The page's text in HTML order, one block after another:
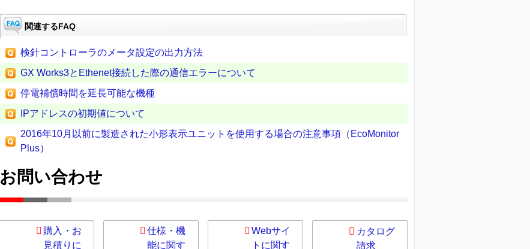
関連するFAQ
検針コントローラのメータ設定の出力方法
GX Works3とEthenet接続した際の通信エラーについて
停電補償時間を延長可能な機種
IPアドレスの初期値について
2016年10月以前に製造された小形表示ユニットを使用する場合の注意事項（EcoMonitor
Plus）
お問い合わせ
購入・お
見積りに
仕様・機
能に関す
Webサイ
トに関す
カタログ
請求